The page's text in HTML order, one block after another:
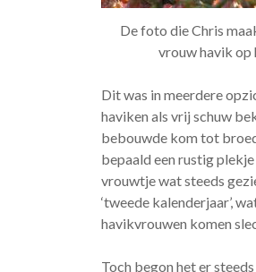
De foto die Chris
vrouw havik op
Dit was in meerdere
haviken als vrij schuw
bebouwde kom tot
bepaald een rustig
vrouwtje wat steeds
‘tweede kalenderjaar’,
havikvrouwen komen
Toch begon het er